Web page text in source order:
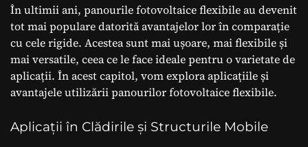
În ultimii ani, panourile fotovoltaice flexibile au devenit
tot mai populare datorită avantajelor lor în comparație
cu cele rigide. Acestea sunt mai ușoare, mai flexibile și
mai versatile, ceea ce le face ideale pentru o varietate de
aplicații. În acest capitol, vom explora aplicațiile și
avantajele utilizării panourilor fotovoltaice flexibile.
Aplicații în Clădirile și Structurile Mobile